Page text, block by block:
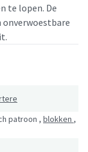
te lopen. De
onverwoestbare
patroon , blokken ,